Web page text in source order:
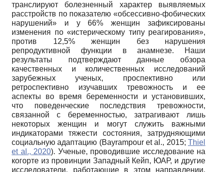
транслируют болезненный характер выявляемых
расстройств по показателю «обсессивно-фобических
нарушений» и у 66% женщин зафиксированы
изменения по «истерическому типу реагирования»,
против 12,5% женщин без нарушения
репродуктивной функции в анамнезе. Наши
результаты подтверждают данные обзора
качественных и количественных исследований
зарубежных ученых, проспективно или
ретроспективно изучавших тревожность и ее
аспекты во время беременности и установивших,
что поведенческие последствия тревожности,
связанной с беременностью, затрагивают лишь
некоторых женщин и могут служить важными
индикаторами тяжести состояния, затрудняющими
социальную адаптацию (Bayrampour et al., 2015; Thiel
et al., 2020). Ученые, проводившие исследование на
когорте из провинции Западный Кейп, ЮАР, и другие
исследователи, работающие в этом направлении,